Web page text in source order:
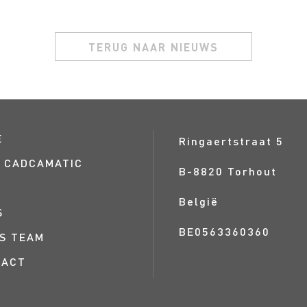
TERUG NAAR NIEUWS
CADCAMATIC
TEAM
Ringaertstraat 5
B-8820 Torhout
België
BE0563360360